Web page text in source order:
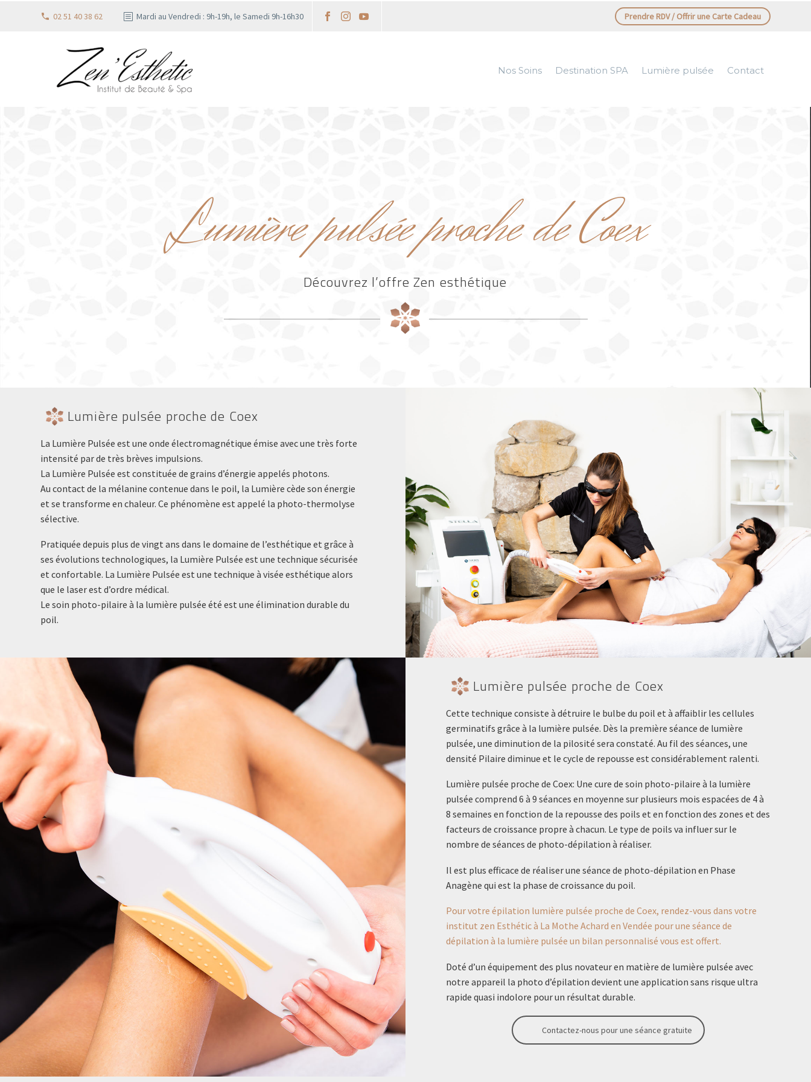
02 51 40 38 62 Mardi au Vendredi : 9h-19h, le Samedi 9h-16h30 Prendre RDV / Offrir une Carte Cadeau
Nos Soins Destination SPA Lumière pulsée Contact
Lumière pulsée proche de Coex
Découvrez l’offre Zen esthétique
Lumière pulsée proche de Coex
La Lumière Pulsée est une onde électromagnétique émise avec une très forte
intensité par de très brèves impulsions.
La Lumière Pulsée est constituée de grains d’énergie appelés photons.
Au contact de la mélanine contenue dans le poil, la Lumière cède son énergie
et se transforme en chaleur. Ce phénomène est appelé la photo-thermolyse
sélective.
Pratiquée depuis plus de vingt ans dans le domaine de l’esthétique et grâce à
ses évolutions technologiques, la Lumière Pulsée est une technique sécurisée
et confortable. La Lumière Pulsée est une technique à visée esthétique alors
que le laser est d’ordre médical.
Le soin photo-pilaire à la lumière pulsée été est une élimination durable du
poil.
Lumière pulsée proche de Coex
Cette technique consiste à détruire le bulbe du poil et à affaiblir les cellules
germinatifs grâce à la lumière pulsée. Dès la première séance de lumière
pulsée, une diminution de la pilosité sera constaté. Au fil des séances, une
densité Pilaire diminue et le cycle de repousse est considérablement ralenti.
Lumière pulsée proche de Coex: Une cure de soin photo-pilaire à la lumière
pulsée comprend 6 à 9 séances en moyenne sur plusieurs mois espacées de 4 à
8 semaines en fonction de la repousse des poils et en fonction des zones et des
facteurs de croissance propre à chacun. Le type de poils va influer sur le
nombre de séances de photo-dépilation à réaliser.
Il est plus efficace de réaliser une séance de photo-dépilation en Phase
Anagène qui est la phase de croissance du poil.
Pour votre épilation lumière pulsée proche de Coex, rendez-vous dans votre
institut zen Esthétic à La Mothe Achard en Vendée pour une séance de
dépilation à la lumière pulsée un bilan personnalisé vous est offert.
Doté d’un équipement des plus novateur en matière de lumière pulsée avec
notre appareil la photo d’épilation devient une application sans risque ultra
rapide quasi indolore pour un résultat durable.
Contactez-nous pour une séance gratuite